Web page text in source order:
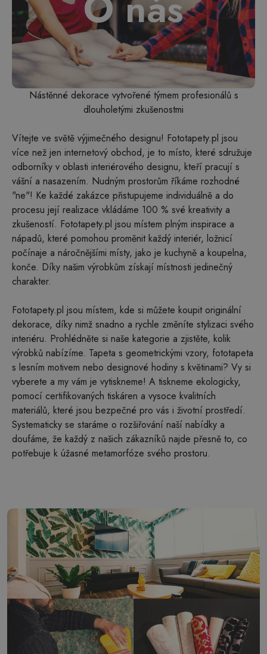
Nástěnné dekorace vytvořené týmem profesionálů s
dlouholetými zkušenostmi
Vítejte ve světě výjimečného designu! Fototapety.pl jsou
více než jen internetový obchod, je to místo, které sdružuje
odborníky v oblasti interiérového designu, kteří pracují s
vášní a nasazením. Nudným prostorům říkáme rozhodné
"ne"! Ke každé zakázce přistupujeme individuálně a do
procesu její realizace vkládáme 100 % své kreativity a
zkušeností. Fototapety.pl jsou místem plným inspirace a
nápadů, které pomohou proměnit každý interiér, ložnicí
počínaje a náročnějšími místy, jako je kuchyně a koupelna,
konče. Díky našim výrobkům získají místnosti jedinečný
charakter.
Fototapety.pl jsou místem, kde si můžete koupit originální
dekorace, díky nimž snadno a rychle změníte stylizaci svého
interiéru. Prohlédněte si naše kategorie a zjistěte, kolik
výrobků nabízíme. Tapeta s geometrickými vzory, fototapeta
s lesním motivem nebo designové hodiny s květinami? Vy si
vyberete a my vám je vytiskneme! A tiskneme ekologicky,
pomocí certifikovaných tiskáren a vysoce kvalitních
materiálů, které jsou bezpečné pro vás i životní prostředí.
Systematicky se staráme o rozšiřování naší nabídky a
doufáme, že každý z našich zákazníků najde přesně to, co
potřebuje k úžasné metamorfóze svého prostoru.